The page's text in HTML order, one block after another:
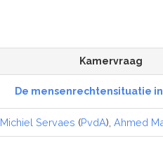
Kamervraag
De mensenrechtensituatie
Michiel Servaes (PvdA), Ahmed